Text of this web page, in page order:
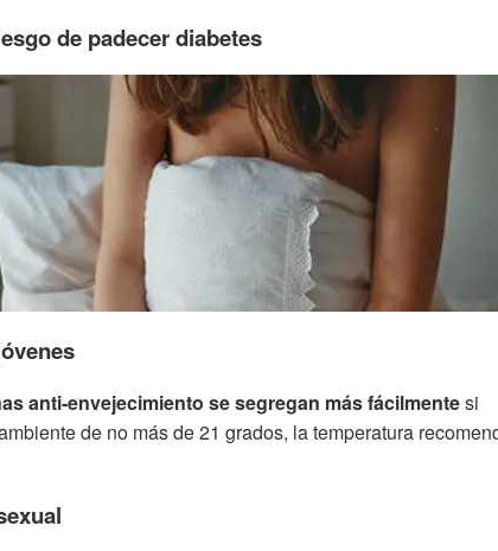
de padecer diabetes
anti-envejecimiento se segregan más fácilmentesi
de no más de 21 grados, la temperatura